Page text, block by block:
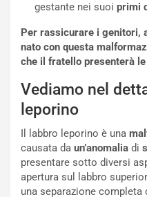
gestante nei suoi primi
Per rassicurare i genitori,
nato con questa
che il fratello presenterà
Vediamo nel
leporino
Il labbro leporino è una
causata da un’anomalia di
presentare sotto diversi
apertura sul labbro
una separazione completa